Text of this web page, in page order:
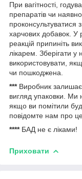
При вагітності,
препаратів чи
проконсультуватися
харчових добавок. У
реакцій припиніть
лікарем. Зберігати у
використовувати,
чи пошкоджена.
***Виробник залишає
вигляд упаковки. Ми
якщо ви помітили
повідомте нам про
****БАД не є ліками!
Приховати